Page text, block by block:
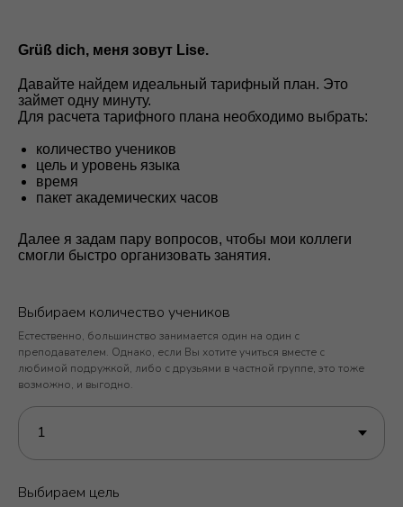
Grüß dich, меня зовут Lise.
Давайте найдем идеальный тарифный план. Это
займет одну минуту.
Для расчета тарифного плана необходимо выбрать:
количество учеников
цель и уровень языка
время
пакет академических часов
Далее я задам пару вопросов, чтобы мои коллеги
смогли быстро организовать занятия.
Выбираем количество учеников
Естественно, большинство занимается один на один с
преподавателем. Однако, если Вы хотите учиться вместе с
любимой подружкой, либо с друзьями в частной группе, это тоже
возможно, и выгодно.
Выбираем цель